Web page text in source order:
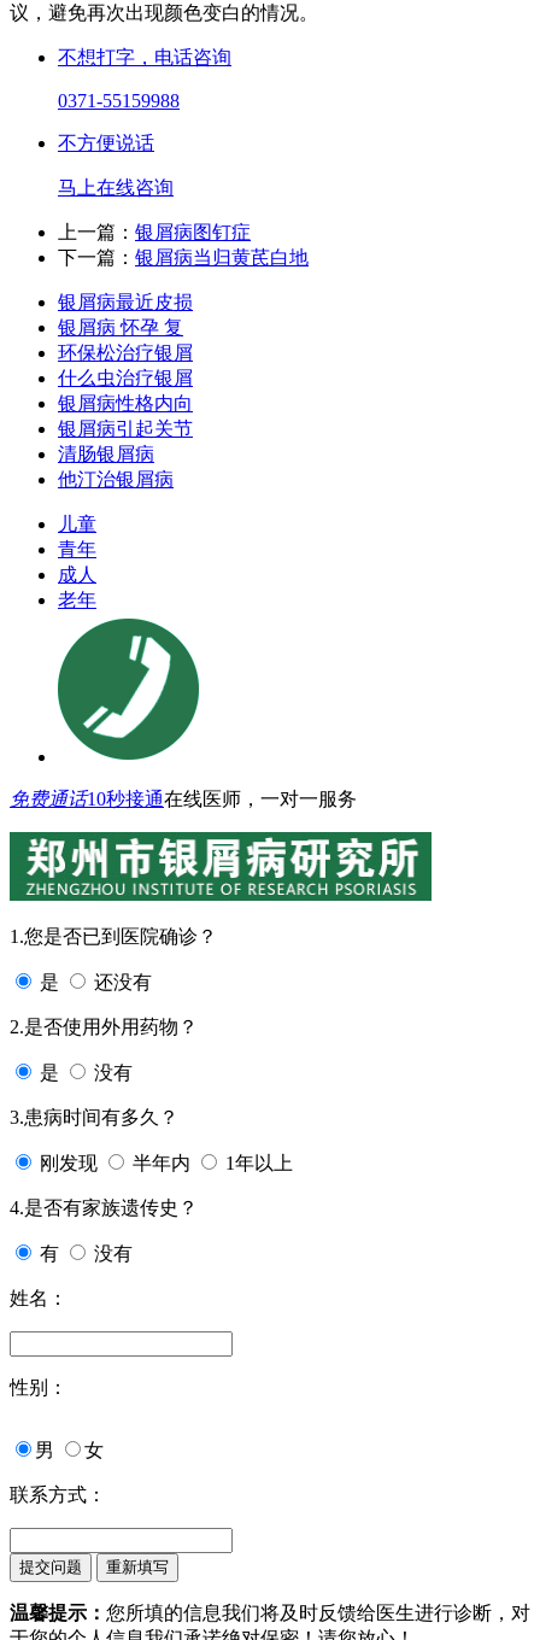
议，避免再次出现颜色变白的情况。
不想打字，电话咨询
0371-55159988
不方便说话
马上在线咨询
上一篇： 银屑病图钉症
下一篇： 银屑病当归黄芪白地
银屑病最近皮损
银屑病 怀孕 复
环保松治疗银屑
什么虫治疗银屑
银屑病性格内向
银屑病引起关节
清肠银屑病
他汀治银屑病
儿童
青年
成人
老年
免费通话10秒接通在线医师，一对一服务
1.您是否已到医院确诊？
是 还没有
2.是否使用外用药物？
是 没有
3.患病时间有多久？
刚发现 半年内 1年以上
4.是否有家族遗传史？
有 没有
姓名：
性别：
男 女
联系方式：
温馨提示： 您所填的信息我们将及时反馈给医生进行诊断，对